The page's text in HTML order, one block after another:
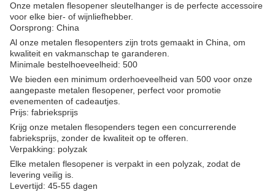
Onze metalen flesopener sleutelhanger is de perfecte accessoire
voor elke bier- of wijnliefhebber.
Oorsprong: China
Al onze metalen flesopenters zijn trots gemaakt in China, om
kwaliteit en vakmanschap te garanderen.
Minimale bestelhoeveelheid: 500
We bieden een minimum orderhoeveelheid van 500 voor onze
aangepaste metalen flesopener, perfect voor promotie
evenementen of cadeautjes.
Prijs: fabrieksprijs
Krijg onze metalen flesopenders tegen een concurrerende
fabrieksprijs, zonder de kwaliteit op te offeren.
Verpakking: polyzak
Elke metalen flesopener is verpakt in een polyzak, zodat de
levering veilig is.
Levertijd: 45-55 dagen